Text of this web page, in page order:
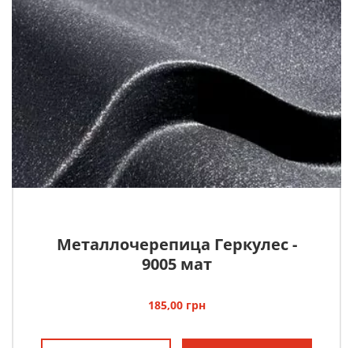
Металлочерепица Геркулес -
9005 мат
185,00 грн